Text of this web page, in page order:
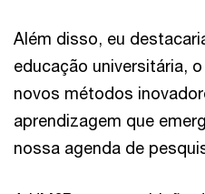
Além disso, eu
educação universitária,
novos métodos
aprendizagem que
nossa agenda de